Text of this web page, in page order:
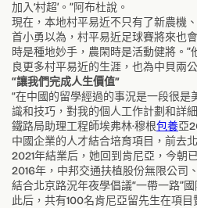
加入‘村超’。”阿布杜說。
現在，本地村平易近不只有了新農機
首小勇以為，村平易近足球賽將來也
時是種地妙手，農閑時是活動健將。
良更多村平易近的生涯，也為中貝兩
“讓我們完成人生價值”
“在中國的留學經過的事況是一段很是
識和技巧，對我的個人工作計劃和詳
鐵路局助理工程師埃弗林·穆根包養亞
中國企業的人才結合培育項目，前去
2021年結業后，她回到肯尼亞，今朝
2016年，中邦交通扶植股份無限公司
結合北京路況年夜學倡議“一帶一路”
此后，共有100名肯尼亞留先生在項